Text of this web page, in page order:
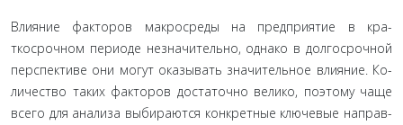
Влияние факторов макросреды на предприятие в кра­
ткосрочном периоде незначительно, однако в долгосрочной
перспективе они могут оказывать значительное влияние. Ко­
личество таких факторов достаточно велико, поэтому чаще
всего для анализа выбираются конкретные ключевые направ­